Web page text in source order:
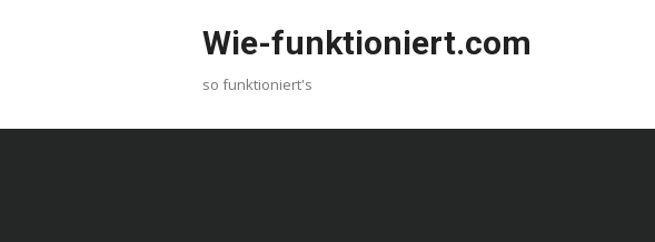
Wie-funktioniert.com
so funktioniert's